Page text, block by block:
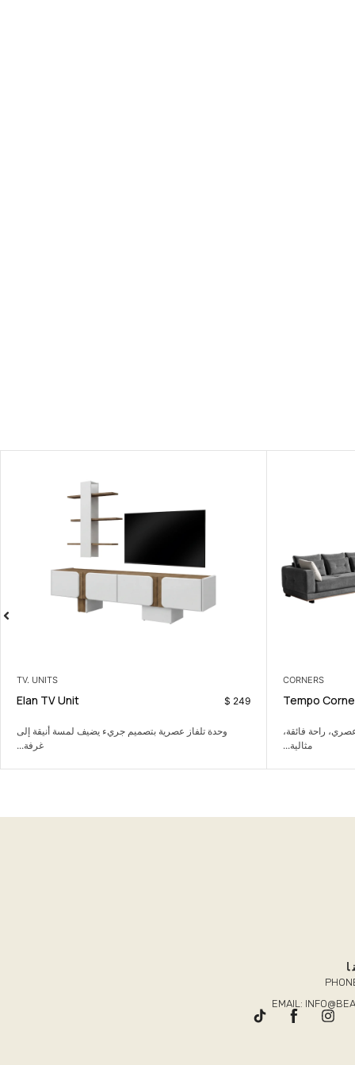
TV. UNITS
Elan TV Unit
لمسة أنيقة إلى
غرفة...
LIVING ROOM
Barcelona Sofa Set with mechanism 799
طقم كنب مريح مناسب للعائلة والضيوف والاسترخاء اليومي.
EMAIL: